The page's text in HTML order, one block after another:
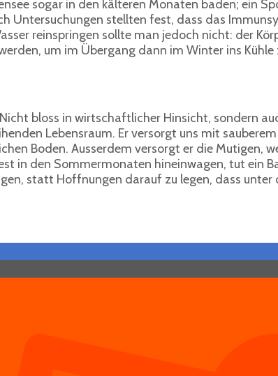
sogar in den kälteren Monaten baden; ein
Untersuchungen stellten fest, dass das
reinspringen sollte man jedoch nicht: der
um im Übergang dann im Winter ins Kühle
bloss in wirtschaftlicher Hinsicht, sondern
Lebensraum. Er versorgt uns mit
Boden. Ausserdem versorgt er die Mutigen,
in den Sommermonaten hineinwagen, tut ein
statt Hoffnungen darauf zu legen, dass unter